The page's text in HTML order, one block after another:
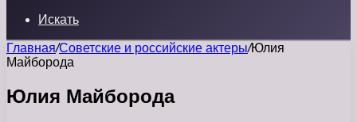
Искать
Главная/Советские и российские актеры/Юлия
Майборода
Юлия Майборода